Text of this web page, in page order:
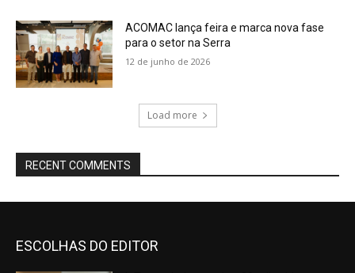
ACOMAC lança feira e marca nova fase
para o setor na Serra
12 de junho de 2026
Load more
RECENT COMMENTS
ESCOLHAS DO EDITOR